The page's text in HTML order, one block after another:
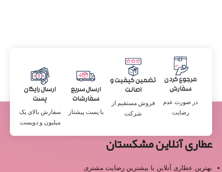
مرجوع کردن
سفارش
در صورت عدم
رضایت
تضمین کیفیت و
اصالت
فروش مستقیم از
شرکت
ارسال سریع
سفارشات
با پست پیشتاز
ارسال رایگان
پست
سفارش بالای یک
میلیون و دویست
عطاری آنلاین مشکستان
بهترین عطاری آنلاین با بیشترین رضایت مشتری